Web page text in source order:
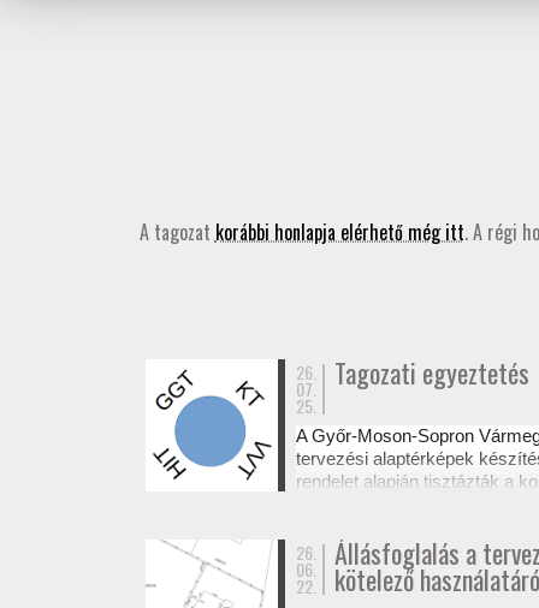
A tagozat korábbi honlapja elérhető még itt. A régi
26.
07.
25.
Tagozati egyeztetés
A Győr-Moson-Sopron
tervezési alaptérképek
rendelet alapján tisztázták a
26.
06.
22.
Állásfoglalás a
kötelező